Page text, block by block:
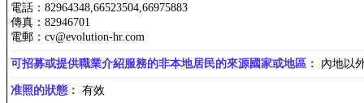
電話：82964348,66523504,66975883
傳真：82946701
電郵：cv@evolution-hr.com
可招募或提供職業介紹服務的非本地居民的來源國家或地區： 內地以
准照的狀態： 有效